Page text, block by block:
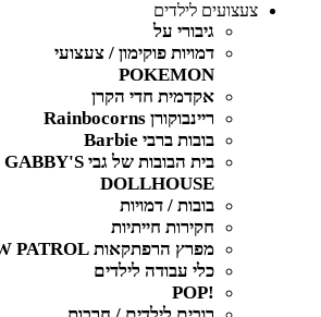
צעצועים לילדים
גיבורי על
דמויות פוקימון / צעצועי
POKEMON
אקדמית חדי הקרן
ריינבוקורן Rainbocorns
בובות ברבי Barbie
בית הבובות של גבי GABBY'S
DOLLHOUSE
בובות / דמויות
חקירות חייתיות
מפרץ הרפתקאות PAW PATROL
כלי עבודה לילדים
!POP